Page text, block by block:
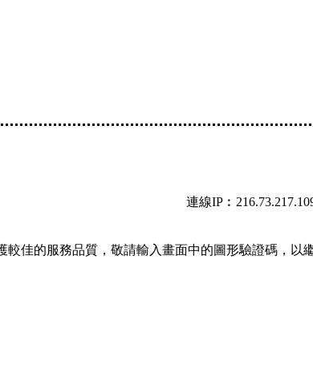
連線
佳的服務品質，敬請輸入畫面中的圖形驗證碼，以